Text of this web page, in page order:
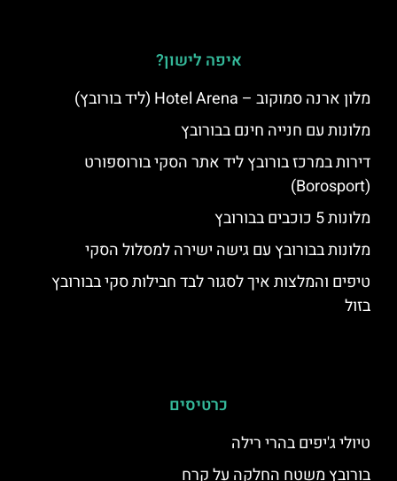
איפה לישון?
מלון ארנה סמוקוב – Hotel Arena (ליד בורובץ)
מלונות עם חנייה חינם בבורובץ
דירות במרכז בורובץ ליד אתר הסקי בורוספורט
(Borosport)
מלונות 5 כוכבים בבורובץ
מלונות בבורובץ עם גישה ישירה למסלול הסקי
טיפים והמלצות איך לסגור לבד חבילות סקי בבורובץ
בזול
כרטיסים
טיולי ג'יפים בהרי רילה
בורובץ משטח החלקה על קרח